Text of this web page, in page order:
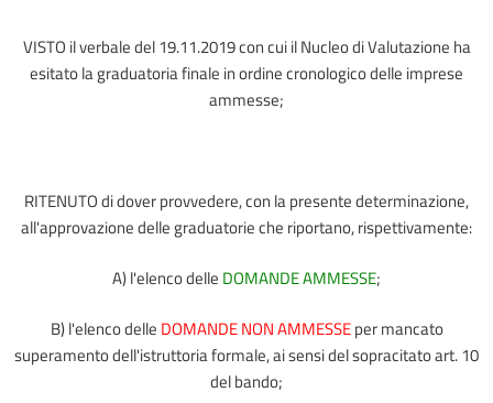
VISTO il verbale del 19.11.2019 con cui il Nucleo di Valutazione ha
esitato la graduatoria finale in ordine cronologico delle imprese
ammesse;
RITENUTO di dover provvedere, con la presente determinazione,
all'approvazione delle graduatorie che riportano, rispettivamente:
A) l'elenco delle DOMANDE AMMESSE;
B) l'elenco delle DOMANDE NON AMMESSEper mancato
superamento dell'istruttoria formale, ai sensi del sopracitato art. 10
del bando;